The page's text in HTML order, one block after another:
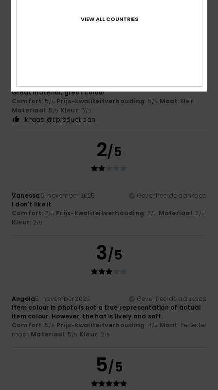
Great material, great colour
Comfort: 5/5 Prijs-kwaliteitverhouding: 5/5 Maat: Klein
Materiaal: 5/5 Kleur: 5 /5
Ik raad dit product aan
2/5
Vanessa6. november 2025
Geverifieerde aankoop
I don't like it
Comfort: 2/5 Prijs-kwaliteitverhouding: 2/5 Materiaal: 2 /5
Kleur: 2/5
3/5
Angela5. november 2025
Geverifieerde aankoop
Item colour in photo is not a true representation of actual
item colour. However, the hat is lively and soft.
Comfort: 5/5 Prijs-kwaliteitverhouding: 4/5 Maat: Perfecte
maat Materiaal: 5/5 Kleur: 2/5
5/5
VIEW ALL COUNTRIES